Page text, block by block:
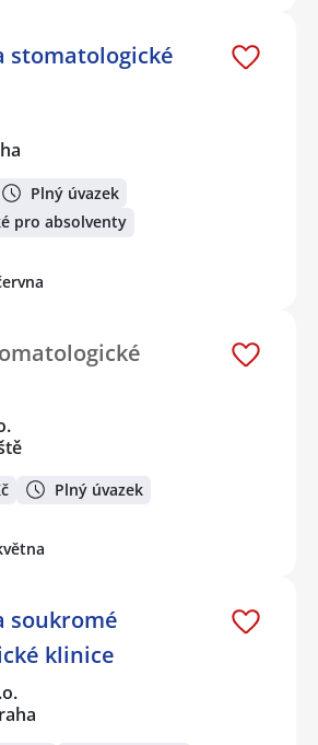
stomatologické
Plný úvazek
pro absolventy
Plný úvazek
soukromé
klinice